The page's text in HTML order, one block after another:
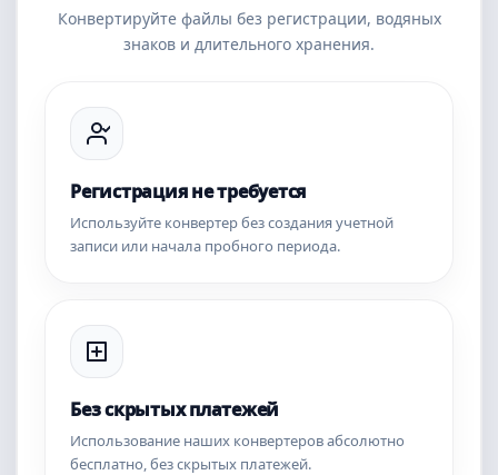
Конвертируйте файлы без регистрации, водяных
знаков и длительного хранения.
Регистрация не требуется
Используйте конвертер без создания учетной
записи или начала пробного периода.
Без скрытых платежей
Использование наших конвертеров абсолютно
бесплатно, без скрытых платежей.